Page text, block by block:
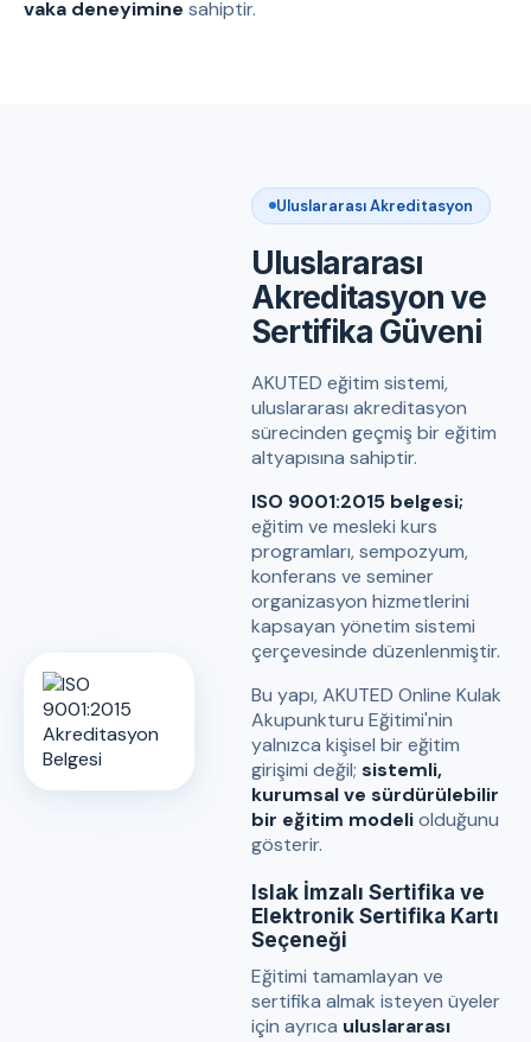
vaka deneyimine sahiptir.
Uluslararası Akreditasyon
Uluslararası
Akreditasyon ve
Sertifika Güveni
AKUTED eğitim sistemi,
uluslararası akreditasyon
sürecinden geçmiş bir eğitim
altyapısına sahiptir.
ISO 9001:2015 belgesi;
eğitim ve mesleki kurs
programları, sempozyum,
konferans ve seminer
organizasyon hizmetlerini
kapsayan yönetim sistemi
çerçevesinde düzenlenmiştir.
Bu yapı, AKUTED Online Kulak
Akupunkturu Eğitimi'nin
yalnızca kişisel bir eğitim
girişimi değil; sistemli,
kurumsal ve sürdürülebilir
bir eğitim modeliolduğunu
gösterir.
Islak İmzalı Sertifika ve
Elektronik Sertifika Kartı
Seçeneği
Eğitimi tamamlayan ve
sertifika almak isteyen üyeler
için ayrıca uluslararası